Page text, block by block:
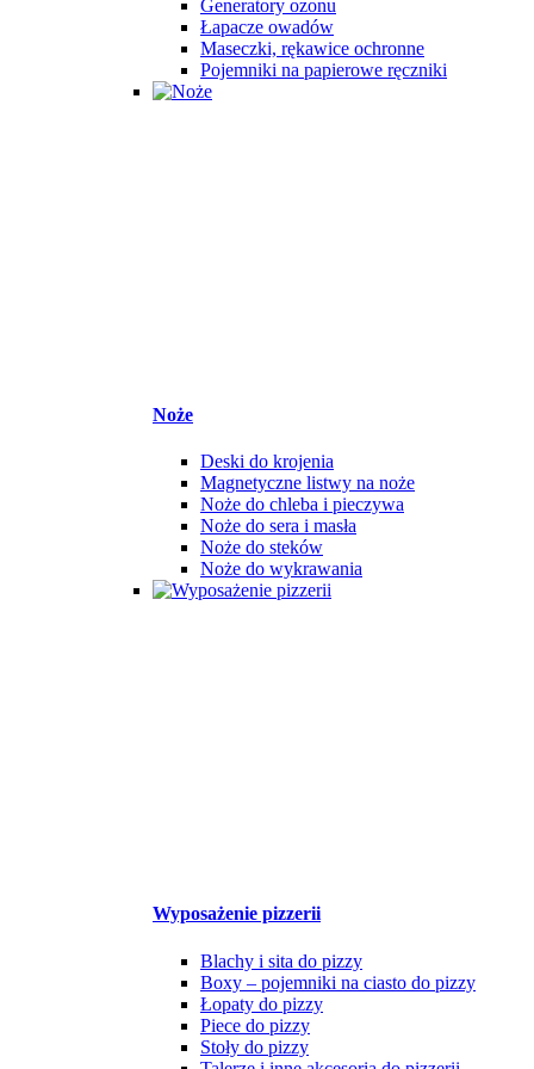
Generatory ozonu
Łapacze owadów
Maseczki, rękawice ochronne
Pojemniki na papierowe ręczniki
Noże
Deski do krojenia
Magnetyczne listwy na noże
Noże do chleba i pieczywa
Noże do sera i masła
Noże do steków
Noże do wykrawania
Wyposażenie pizzerii
Blachy i sita do pizzy
Boxy – pojemniki na ciasto do pizzy
Łopaty do pizzy
Piece do pizzy
Stoły do pizzy